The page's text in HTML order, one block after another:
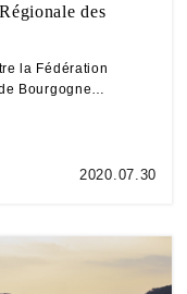
des
la Fédération
Bourgogne…
2020.07.30